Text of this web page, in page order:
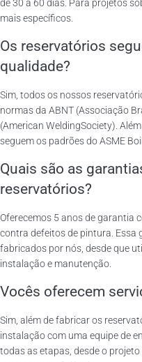
de 30 a 60 dias. Para projetos
mais específicos.
Os reservatórios
qualidade?
Sim, todos os nossos
normas da ABNT (Associação
(American WeldingSociety).
seguem os padrões do ASME
Quais são as
reservatórios?
Oferecemos 5 anos de garantia
contra defeitos de pintura.
fabricados por nós, desde que
instalação e manutenção.
Vocês oferecem
Sim, além de fabricar os
instalação com uma equipe de
todas as etapas, desde o